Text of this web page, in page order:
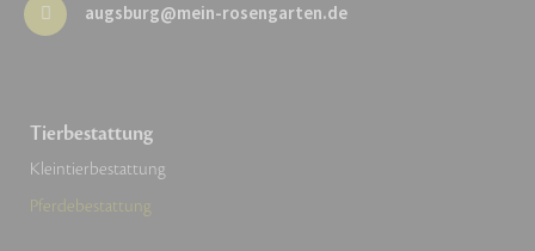
augsburg@mein-rosengarten.de
Tierbestattung
Kleintierbestattung
Pferdebestattung